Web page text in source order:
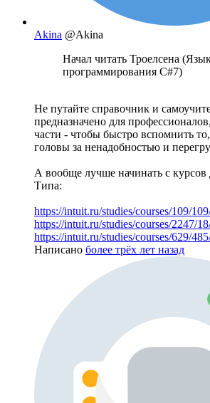
Akina @Akina
Начал читать Троелсена
программирования С#7)
Не путайте справочник и
предназначено для
части - чтобы быстро вспомнить
головы за ненадобностью и
А вообще лучше начинать с
Типа:
https://intuit.ru/studies/courses/109/
https://intuit.ru/studies/courses/2247/
https://intuit.ru/studies/courses/629/
Написано более трёх лет назад